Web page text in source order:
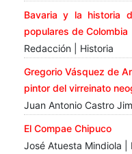
Bavaria y la historia
populares de Colombia
Redacción | Historia
Gregorio Vásquez de
pintor del virreinato
Juan Antonio Castro
El Compae Chipuco
José Atuesta Mindiola |